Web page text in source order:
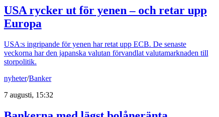
USA rycker ut för yenen – och retar upp
Europa
USA:s ingripande för yenen har retat upp ECB. De senaste
veckorna har den japanska valutan förvandlat valutamarknaden till
storpolitik.
nyheter/Banker
7 augusti, 15:32